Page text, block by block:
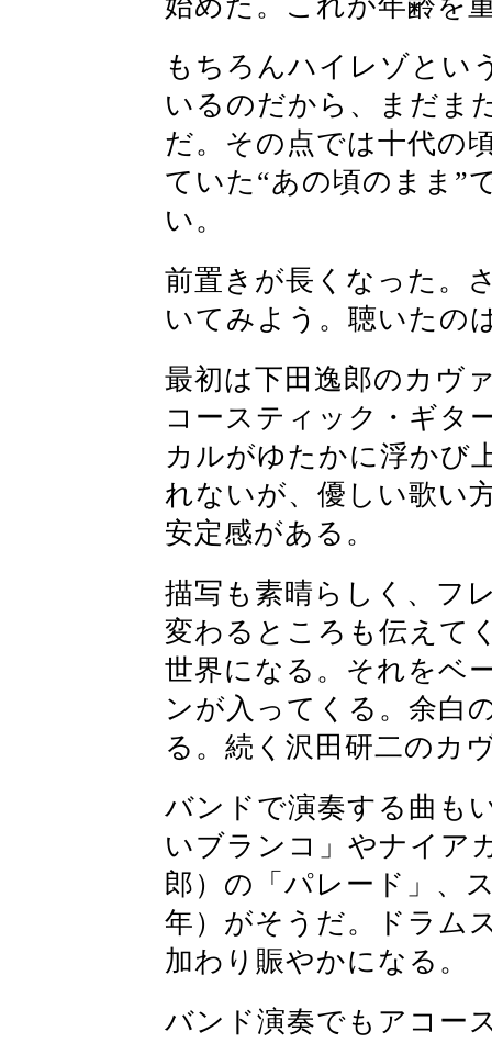
もちろんハイレゾとい
いるのだから、まだま
だ。その点では十代の
ていた“あの頃のまま”
い。
前置きが長くなった。
いてみよう。聴いたの
最初は下田逸郎のカヴ
コースティック・ギタ
カルがゆたかに浮かび
れないが、優しい歌い
安定感がある。
描写も素晴らしく、フ
変わるところも伝えて
世界になる。それをベ
ンが入ってくる。余白
る。続く沢田研二のカ
バンドで演奏する曲も
いブランコ」やナイア
郎）の「パレード」、
年）がそうだ。ドラム
加わり賑やかになる。
バンド演奏でもアコー